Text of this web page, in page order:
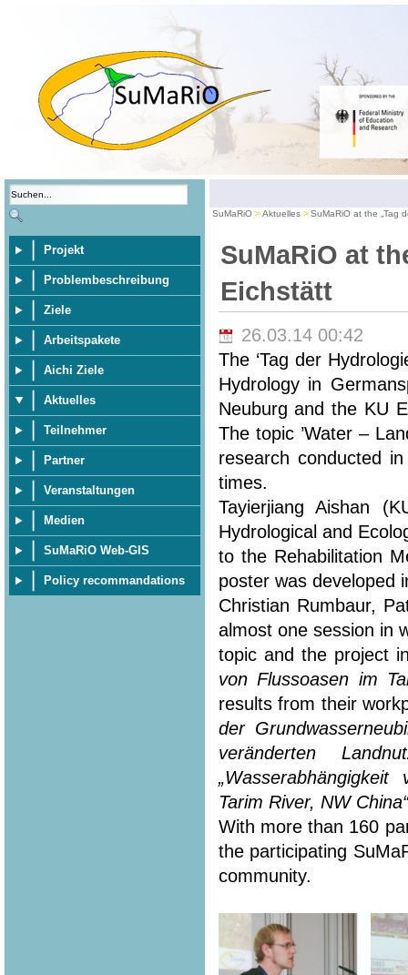
Projekt
Problembeschreibung
Ziele
Arbeitspakete
Aichi Ziele
Aktuelles
Teilnehmer
Partner
Veranstaltungen
Medien
SuMaRiO Web-GIS
Policy recommandations
SuMaRiO Aktuelles SuMaRiO at the „Tag
SuMaRiO at
Eichstätt
26.03.14 00:42
The ‘Tag der
Hydrology in
Neuburg and the KU
The topic ’Water –
research conducted
times.
Tayierjiang Aishan
Hydrological and
to the Rehabilitation
poster was developed
Christian Rumbaur,
almost one session in
topic and the project
von Flussoasen im
results from their
der
veränderten
Tarim River, NW China“
With more than 160
the participating
community.